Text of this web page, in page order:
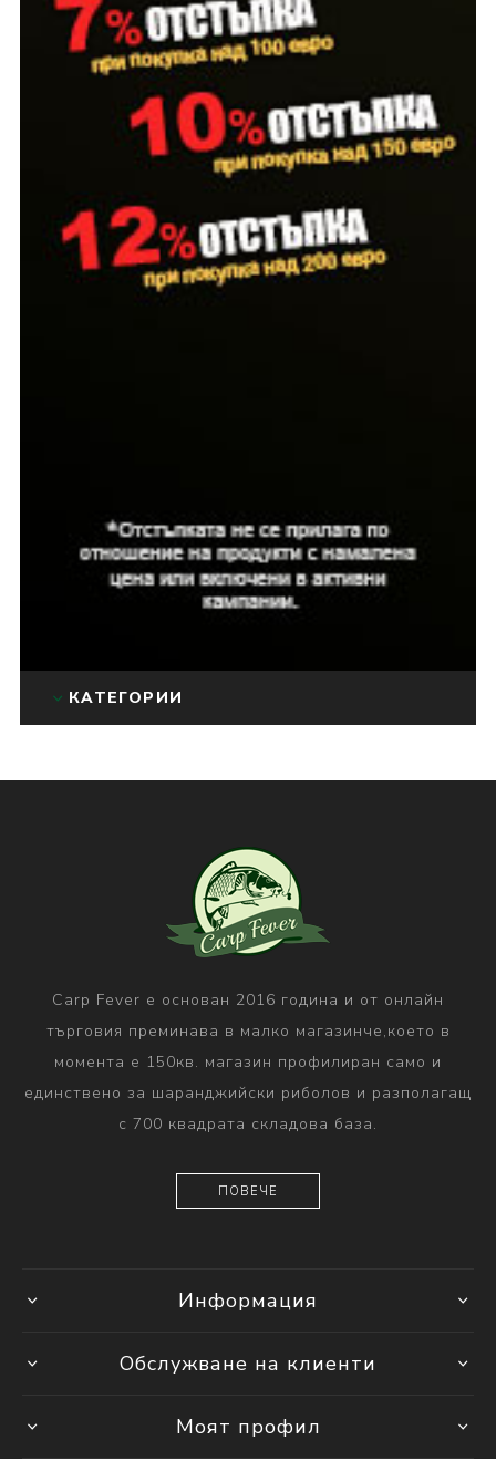
КАТЕГОРИИ
Carp Fever е основан 2016 година и от онлайн
търговия преминава в малко магазинче,което в
момента е 150кв. магазин профилиран само и
единствено за шаранджийски риболов и разполагащ
с 700 квадрата складова база.
ПОВЕЧЕ
Информация
Обслужване на клиенти
Моят профил